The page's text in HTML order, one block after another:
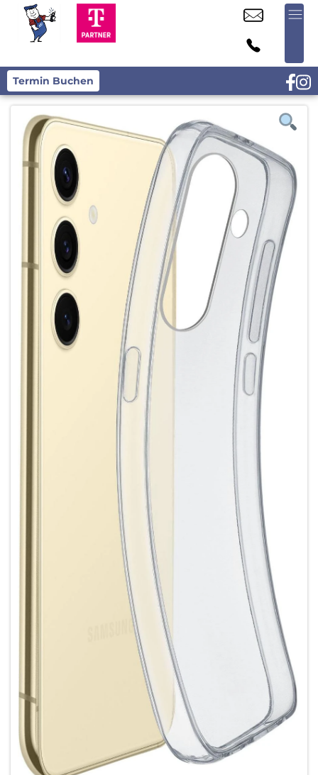
Termin Buchen